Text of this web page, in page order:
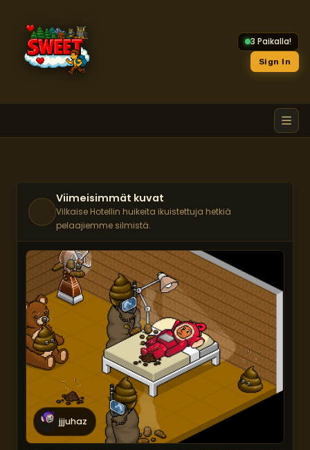
3 Paikalla!
Sign In
Viimeisimmät kuvat
Vilkaise Hotellin huikeita ikuistettuja hetkiä
pelaajiemme silmistä.
jjjuhaz